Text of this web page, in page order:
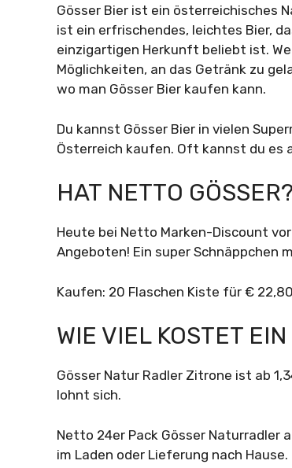
Gösser Bier ist ein österreichisches
ist ein erfrischendes, leichtes Bier,
einzigartigen Herkunft beliebt ist.
Möglichkeiten, an das Getränk zu
wo man Gösser Bier kaufen kann.
Du kannst Gösser Bier in vielen
Österreich kaufen. Oft kannst du es
HAT NETTO GÖSSER?
Heute bei Netto Marken-Discount
Angeboten! Ein super Schnäppchen
Kaufen: 20 Flaschen Kiste für €
WIE VIEL KOSTET
Gösser Natur Radler Zitrone ist ab
lohnt sich.
Netto 24er Pack Gösser Naturradler
im Laden oder Lieferung nach Hause.